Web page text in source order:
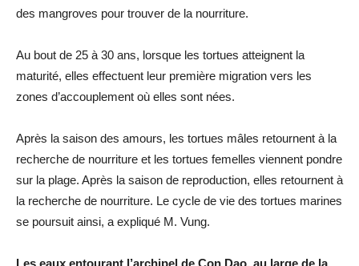
des mangroves pour trouver de la nourriture.
Au bout de 25 à 30 ans, lorsque les tortues atteignent la
maturité, elles effectuent leur première migration vers les
zones d’accouplement où elles sont nées.
Après la saison des amours, les tortues mâles retournent à la
recherche de nourriture et les tortues femelles viennent pondre
sur la plage. Après la saison de reproduction, elles retournent à
la recherche de nourriture. Le cycle de vie des tortues marines
se poursuit ainsi, a expliqué M. Vung.
Les eaux entourant l’archipel de Con Dao, au large de la